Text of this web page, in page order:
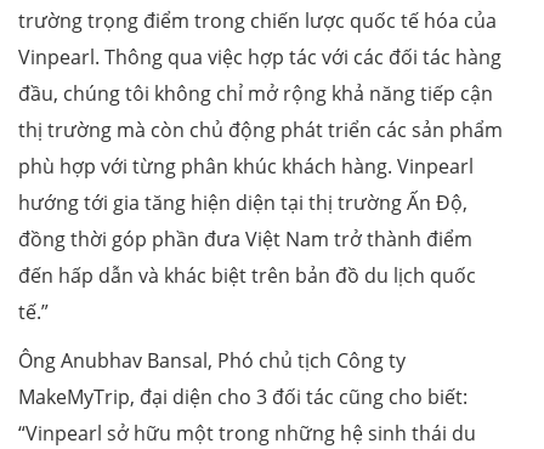
trường trọng điểm trong chiến lược quốc tế hóa của
Vinpearl. Thông qua việc hợp tác với các đối tác hàng
đầu, chúng tôi không chỉ mở rộng khả năng tiếp cận
thị trường mà còn chủ động phát triển các sản phẩm
phù hợp với từng phân khúc khách hàng. Vinpearl
hướng tới gia tăng hiện diện tại thị trường Ấn Độ,
đồng thời góp phần đưa Việt Nam trở thành điểm
đến hấp dẫn và khác biệt trên bản đồ du lịch quốc
tế.”
Ông Anubhav Bansal, Phó chủ tịch Công ty
MakeMyTrip, đại diện cho 3 đối tác cũng cho biết:
“Vinpearl sở hữu một trong những hệ sinh thái du